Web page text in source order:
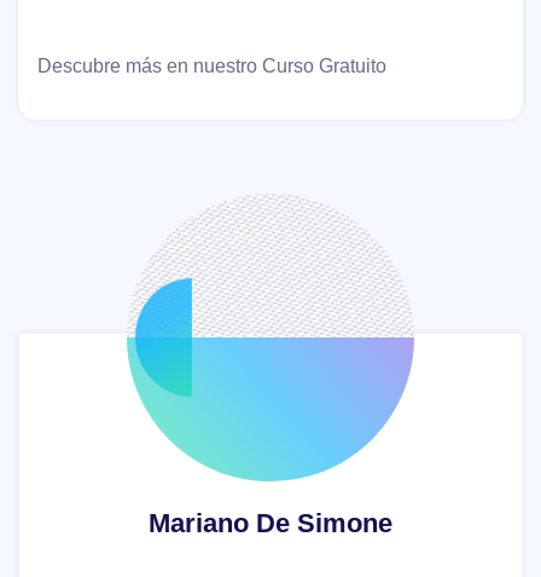
Descubre más en nuestro Curso Gratuito
Mariano De Simone